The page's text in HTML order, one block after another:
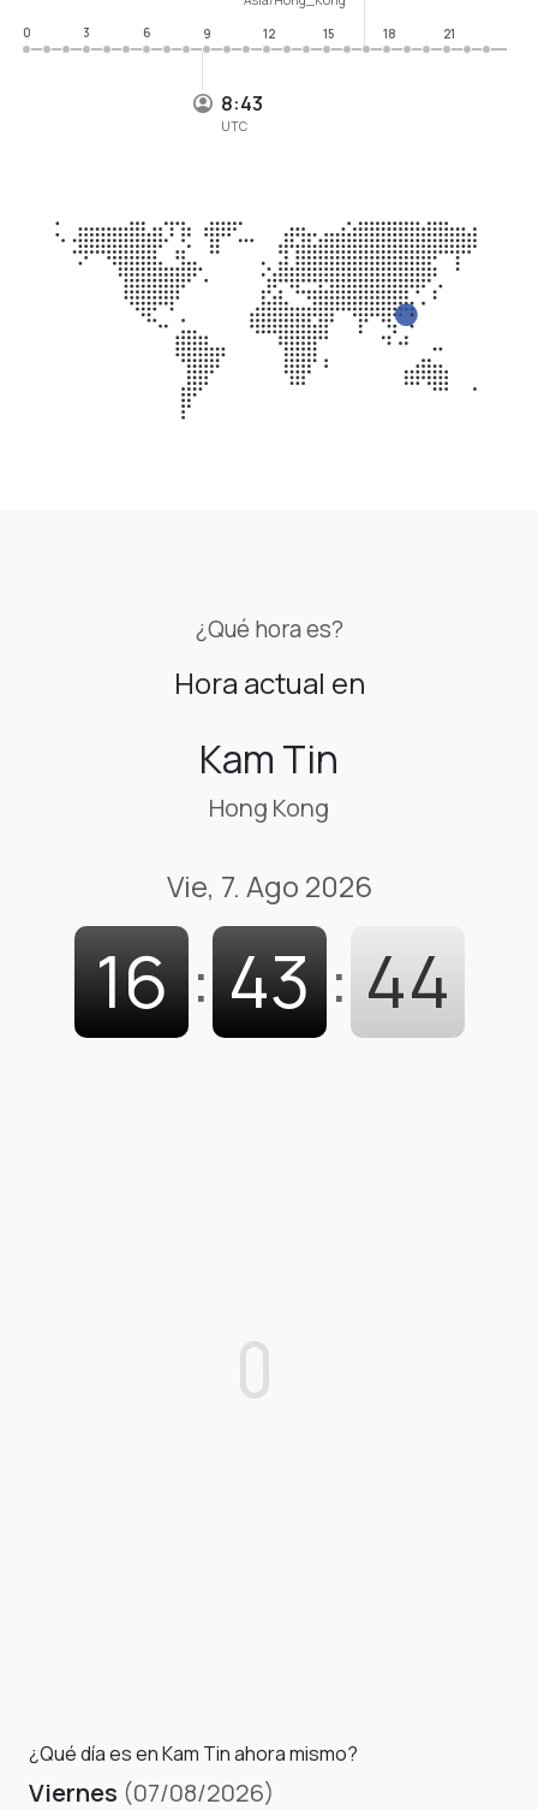
8:43
UTC
0
3 6 9 12 15 18 21
¿Qué hora es?
Hora actual en
Kam Tin
Hong Kong
Vie, 7. Ago 2026
16 : 43 : 45
¿Qué día es en Kam Tin ahora mismo?
Viernes (07/08/2026)